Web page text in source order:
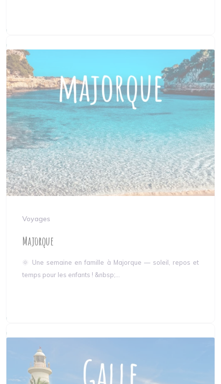
Voyages
Majorque
🌞 Une semaine en famille à Majorque — soleil, repos et
temps pour les enfants ! &nbsp;...